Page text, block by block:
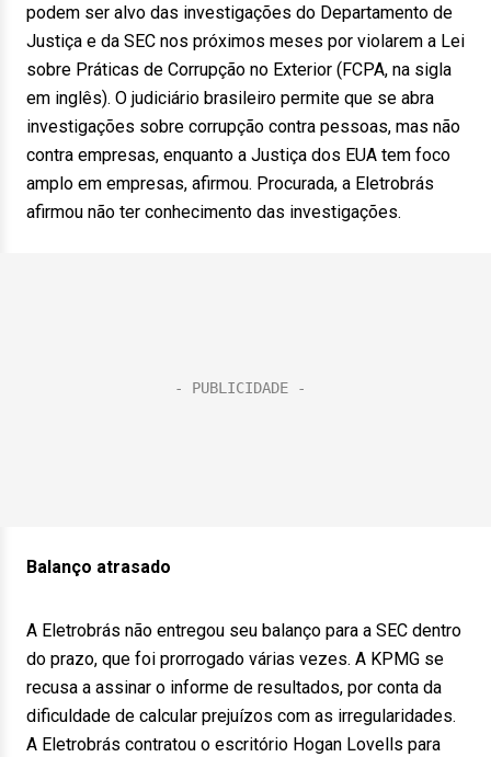
podem ser alvo das investigações do Departamento de
Justiça e da SEC nos próximos meses por violarem a Lei
sobre Práticas de Corrupção no Exterior (FCPA, na sigla
em inglês). O judiciário brasileiro permite que se abra
investigações sobre corrupção contra pessoas, mas não
contra empresas, enquanto a Justiça dos EUA tem foco
amplo em empresas, afirmou. Procurada, a Eletrobrás
afirmou não ter conhecimento das investigações.
Balanço atrasado
A Eletrobrás não entregou seu balanço para a SEC dentro
do prazo, que foi prorrogado várias vezes. A KPMG se
recusa a assinar o informe de resultados, por conta da
dificuldade de calcular prejuízos com as irregularidades.
A Eletrobrás contratou o escritório Hogan Lovells para